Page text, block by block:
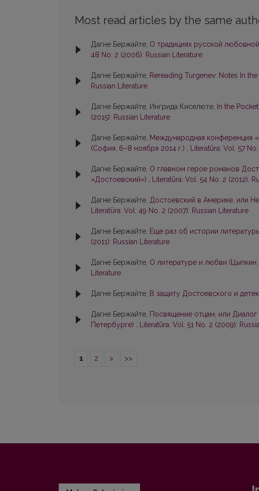
Most read articles by the same
Дагне Бержайте, О традициях русской
48 No. 2 (2006): Russian Literature
Дагне Бержайте, Rereading Turgenev: Notes In
Russian Literature
Дагне Бержайте, Ингрида Киселюте, In the
(2015): Russian Literature
Дагне Бержайте, Международная конференция
(София, 6–8 ноября 2014 г.) , Literatūra: Vol. 57
Дагне Бержайте, О главном герое романов
«Достоевский») , Literatūra: Vol. 54 No. 2 (2012):
Дагне Бержайте, Достоевский в Америке, или
Literatūra: Vol. 49 No. 2 (2007): Russian Literature
Дагне Бержайте, Еще раз об истории
(2011): Russian Literature
Дагне Бержайте, О литературе и любви
Literature
Дагне Бержайте, В защиту Достоевского и
Дагне Бержайте, Посвящение отцам, или
Петербурге) , Literatūra: Vol. 51 No. 2 (2009):
1 2 > >>